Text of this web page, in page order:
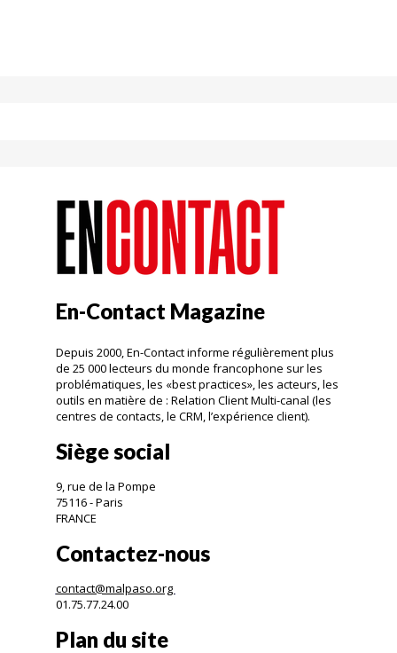
En-Contact Magazine
Depuis 2000, En-Contact informe régulièrement plus
de 25 000 lecteurs du monde francophone sur les
problématiques, les «best practices», les acteurs, les
outils en matière de : Relation Client Multi-canal (les
centres de contacts, le CRM, l’expérience client).
Siège social
9, rue de la Pompe
75116 - Paris
FRANCE
Contactez-nous
contact@malpaso.org
01.75.77.24.00
Plan du site